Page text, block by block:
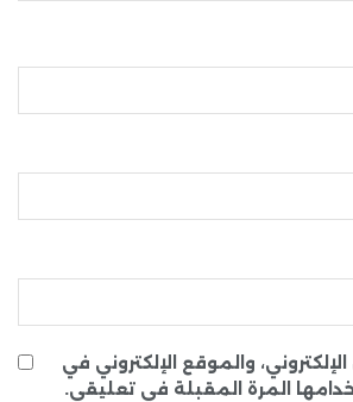
والموقع الإلكتروني في
المرة المقبلة في تعليقي.